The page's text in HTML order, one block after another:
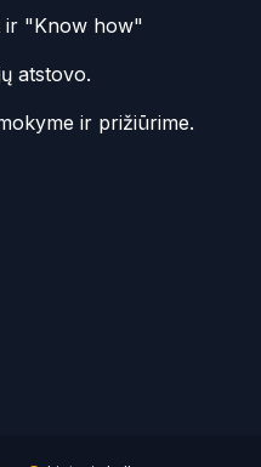
ir "Know how"
atstovo.
ir prižiūrime.